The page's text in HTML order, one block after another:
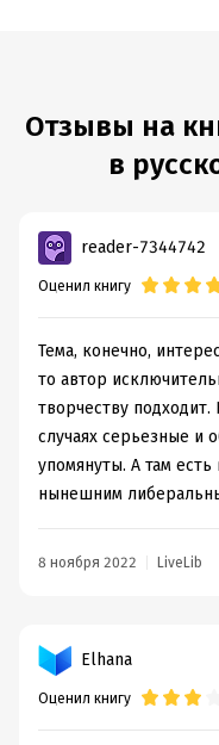
Отзывы на
в
reader-7344742
Оценил книгу
Тема, конечно,
то автор
творчеству
случаях серьезные и
упомянуты. А там
нынешним
8 ноября 2022 LiveLib
Elhana
Оценил книгу